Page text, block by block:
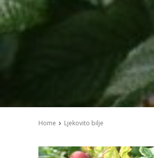
Home Ljekovito bilje